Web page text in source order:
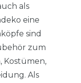
als
eine
sind
zum
Kostümen,
Als